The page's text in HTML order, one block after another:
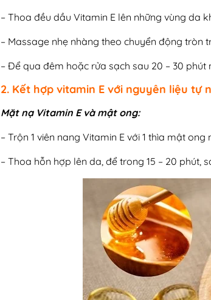
– Thoa đều dầu Vitamin E lên những vùng da
– Massage nhẹ nhàng theo chuyển động tròn
– Để qua đêm hoặc rửa sạch sau 20 – 30 phút
2. Kết hợp vitamin E với nguyên liệu tự
Mặt nạ Vitamin E và mật ong:
– Trộn 1 viên nang Vitamin E với 1 thìa mật ong
– Thoa hỗn hợp lên da, để trong 15 – 20 phút,